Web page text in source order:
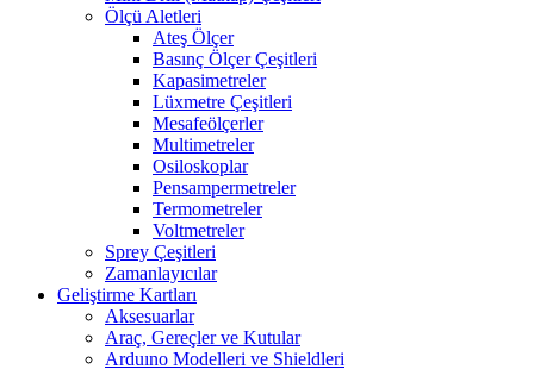
Ölçü Aletleri
Ateş Ölçer
Basınç Ölçer Çeşitleri
Kapasimetreler
Lüxmetre Çeşitleri
Mesafeölçerler
Multimetreler
Osiloskoplar
Pensampermetreler
Termometreler
Voltmetreler
Sprey Çeşitleri
Zamanlayıcılar
Geliştirme Kartları
Aksesuarlar
Araç, Gereçler ve Kutular
Arduıno Modelleri ve Shieldleri